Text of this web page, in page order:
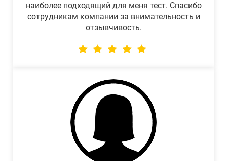
наиболее подходящий для меня тест. Спасибо
сотрудникам компании за внимательность и
отзывчивость.